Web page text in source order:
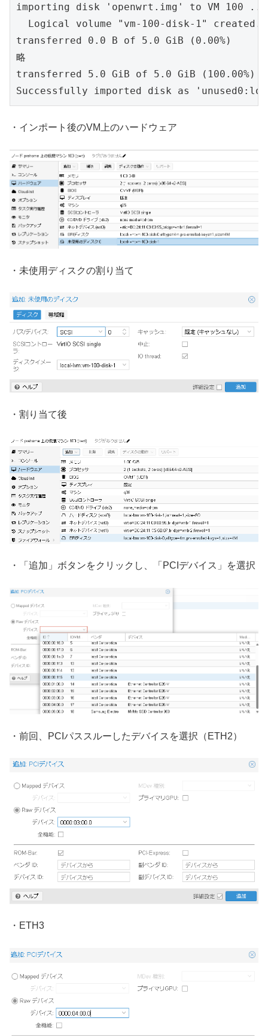
importing disk 'openwrt.img' to VM 100 ...
  Logical volume "vm-100-disk-1" created.
transferred 0.0 B of 5.0 GiB (0.00%)
略
transferred 5.0 GiB of 5.0 GiB (100.00%)
Successfully imported disk as
・インポート後のVM上のハードウェア
・未使用ディスクの割り当て
・割り当て後
・「追加」ボタンをクリックし、「PCIデバイス」を選択
・前回、PCIパススルーしたデバイスを選択（ETH2）
・ETH3